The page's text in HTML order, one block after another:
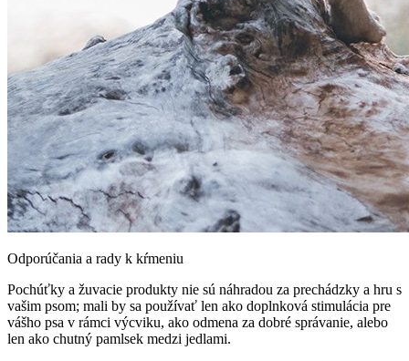
Odporúčania a rady k kŕmeniu
Pochúťky a žuvacie produkty nie sú náhradou za prechádzky a hru s
vašim psom; mali by sa používať len ako doplnková stimulácia pre
vášho psa v rámci výcviku, ako odmena za dobré správanie, alebo
len ako chutný pamlsek medzi jedlami.